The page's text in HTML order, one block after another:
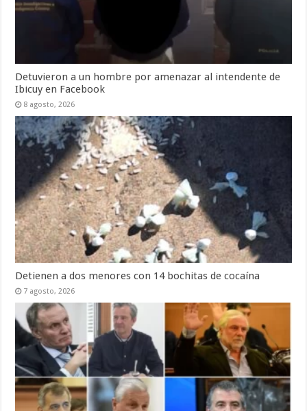
Detuvieron a un hombre por amenazar al intendente de
Ibicuy en Facebook
8 agosto, 2026
Detienen a dos menores con 14 bochitas de cocaína
7 agosto, 2026